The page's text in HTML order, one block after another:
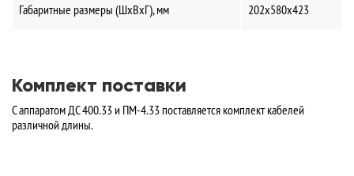
Габаритные размеры (ШхВхГ), мм 202х580х423
Комплект поставки
С аппаратом ДС 400.33 и ПМ-4.33 поставляется комплект кабелей
различной длины.